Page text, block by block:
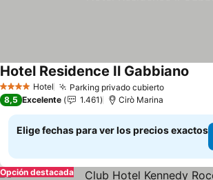
4 EstrellasHotel Parking privado cubierto
Hotel Residence Il Gabbiano
8,5 Excelente 1.461 Cirò Marina
Elige fechas para ver los precios exactos
Opción destacada